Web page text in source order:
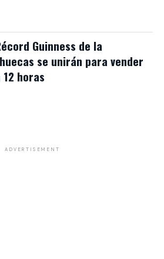
Guinness de la
se unirán para vender
horas
ADVERTISEMENT